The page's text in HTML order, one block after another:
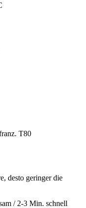
T80
desto geringer die
/ 2-3 Min. schnell